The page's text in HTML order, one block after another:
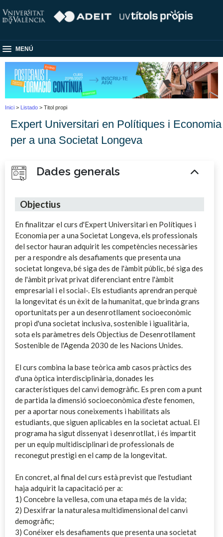
MENÚ
Inici > Listado > Titol propi
Expert Universitari en Polítiques i Economia
per a una Societat Longeva
Dades generals
Objectius
En finalitzar el curs d'Expert Universitari en Polítiques i
Economia per a una Societat Longeva, els professionals
del sector hauran adquirit les competències necessàries
per a respondre als desafiaments que presenta una
societat longeva, bé siga des de l'àmbit públic, bé siga des
de l'àmbit privat privat diferenciant entre l'àmbit
empresarial i el social-. Els estudiants aprendran perquè
la longevitat és un èxit de la humanitat, que brinda grans
oportunitats per a un desenrotllament socioeconòmic
propi d'una societat inclusiva, sostenible i igualitària,
sota els paràmetres dels Objectius de Desenrotllament
Sostenible de l'Agenda 2030 de les Nacions Unides.
El curs combina la base teòrica amb casos pràctics des
d'una òptica interdisciplinària, donades les
característiques del canvi demogràfic. Es pren com a punt
de partida la dimensió socioeconòmica d'este fenomen,
per a aportar nous coneixements i habilitats als
estudiants, que siguen aplicables en la societat actual. El
programa ha sigut dissenyat i desenrotllat, i és impartit
per un equip multidisciplinari de professionals de
reconegut prestigi en el camp de la longevitat.
En concret, al final del curs està previst que l'estudiant
haja adquirit la capacitació per a:
1) Concebre la vellesa, com una etapa més de la vida;
2) Desxifrar la naturalesa multidimensional del canvi
demogràfic;
3) Conéixer els desafiaments que presenta una societat